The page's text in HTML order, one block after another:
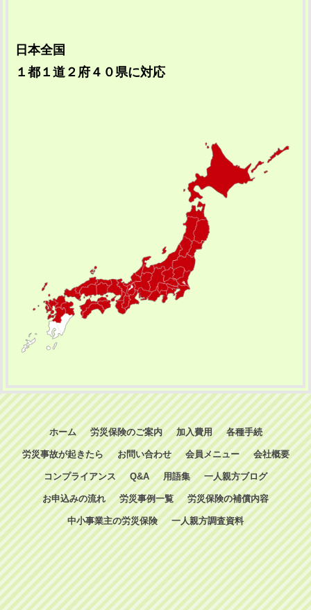
日本全国
１都１道２府４０県に対応
ホーム 労災保険のご案内 加入費用 各種手続
労災事故が起きたら お問い合わせ 会員メニュー 会社概要
コンプライアンス Q&A 用語集 一人親方ブログ
お申込みの流れ 労災事例一覧 労災保険の補償内容
中小事業主の労災保険 一人親方調査資料